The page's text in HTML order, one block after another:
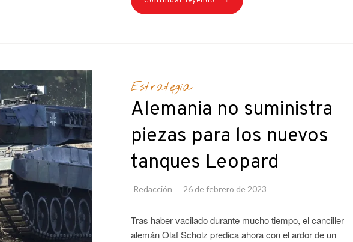
Estrategia
Alemania no suministra
piezas para los nuevos
tanques Leopard
Redacción 26 de febrero de 2023
Tras haber vacilado durante mucho tiempo, el canciller
alemán Olaf Scholz predica ahora con el ardor de un